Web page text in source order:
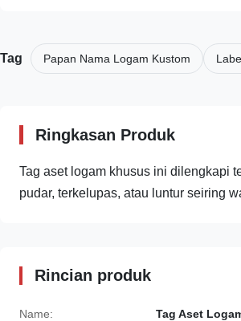
Tag Papan Nama Logam Kustom
Ringkasan Produk
Tag aset logam khusus ini dilengkapi
pudar, terkelupas, atau luntur seiring
Rincian produk
Name: Tag Aset